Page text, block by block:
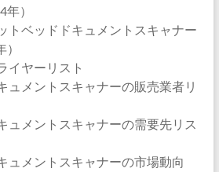
）
トベッドドキュメントスキャナー
イヤーリスト
ュメントスキャナーの販売業者リ
ュメントスキャナーの需要先リス
ュメントスキャナーの市場動向